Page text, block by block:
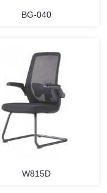
BG-040
W815D